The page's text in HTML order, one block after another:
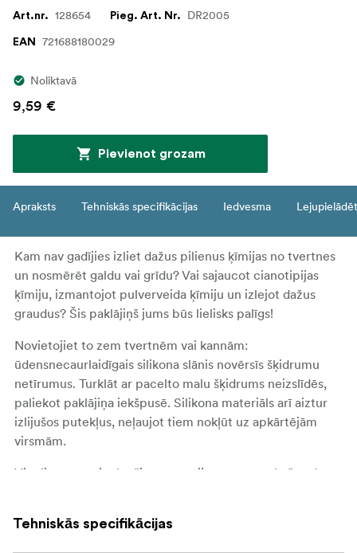
Art.nr. 128654 Pieg. Art. Nr. DR2005
EAN 721688180029
Noliktavā
9,59 €
Pievienot grozam
Apraksts Tehniskās specifikācijas Iedvesma Lejupielādēt
Kam nav gadījies izliet dažus pilienus ķīmijas no tvertnes
un nosmērēt galdu vai grīdu? Vai sajaucot cianotipijas
ķīmiju, izmantojot pulverveida ķīmiju un izlejot dažus
graudus? Šis paklājiņš jums būs lielisks palīgs!
Novietojiet to zem tvertnēm vai kannām:
ūdensnecaurlaidīgais silikona slānis novērsīs šķidrumu
netīrumus. Turklāt ar pacelto malu šķidrums neizslīdēs,
paliekot paklājiņa iekšpusē. Silikona materiāls arī aiztur
izlijušos putekļus, neļaujot tiem nokļūt uz apkārtējām
virsmām.
Viegli tīrāms, vienkārši nomazgājiet to zem tekoša ūdens,
Tehniskās specifikācijas